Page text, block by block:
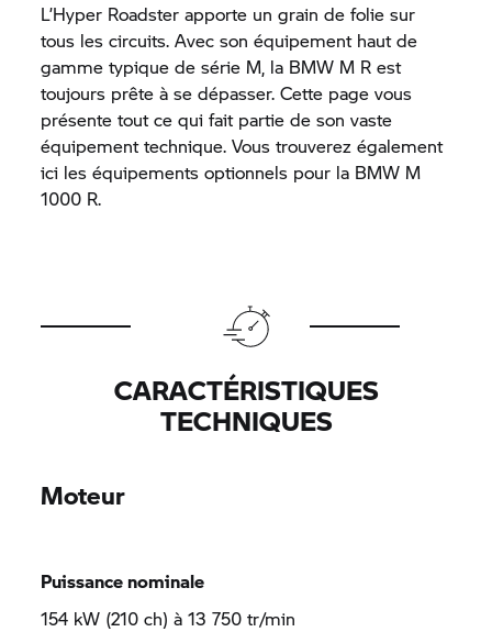
L’Hyper Roadster apporte un grain de folie sur
tous les circuits. Avec son équipement haut de
gamme typique de série M, la BMW M R est
toujours prête à se dépasser. Cette page vous
présente tout ce qui fait partie de son vaste
équipement technique. Vous trouverez également
ici les équipements optionnels pour la BMW M
1000 R.
CARACTÉRISTIQUES
TECHNIQUES
Moteur
Puissance nominale
154 kW (210 ch) à 13 750 tr/min